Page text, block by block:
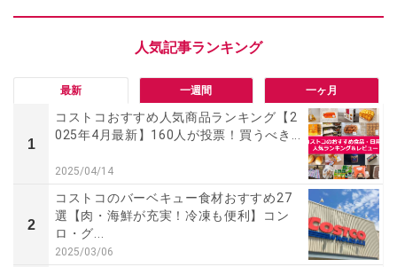
最新 一週間 一ヶ月
1
コストコおすすめ人気商品ランキング【2
025年4月最新】160人が投票！買うべき...
2025/04/14
2
コストコのバーベキュー食材おすすめ27
選【肉・海鮮が充実！冷凍も便利】コン
ロ・グ...
2025/03/06